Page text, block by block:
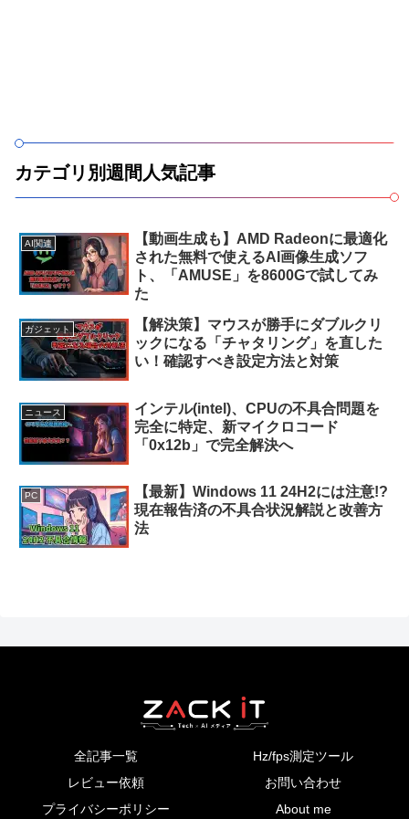
カテゴリ別週間人気記事
AI関連
【動画生成も】AMD Radeonに最適化
された無料で使えるAI画像生成ソフ
ト、「AMUSE」を8600Gで試してみ
た
ガジェット
【解決策】マウスが勝手にダブルクリ
ックになる「チャタリング」を直した
い！確認すべき設定方法と対策
ニュース
インテル(intel)、CPUの不具合問題を
完全に特定、新マイクロコード
「0x12b」で完全解決へ
PC
【最新】Windows 11 24H2には注意!?
現在報告済の不具合状況解説と改善方
法
全記事一覧
Hz/fps測定ツール
レビュー依頼
お問い合わせ
プライバシーポリシー
About me